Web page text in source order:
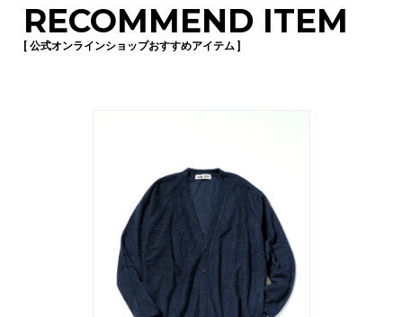
RECOMMEND ITEM
[ 公式オンラインショップおすすめアイテム ]